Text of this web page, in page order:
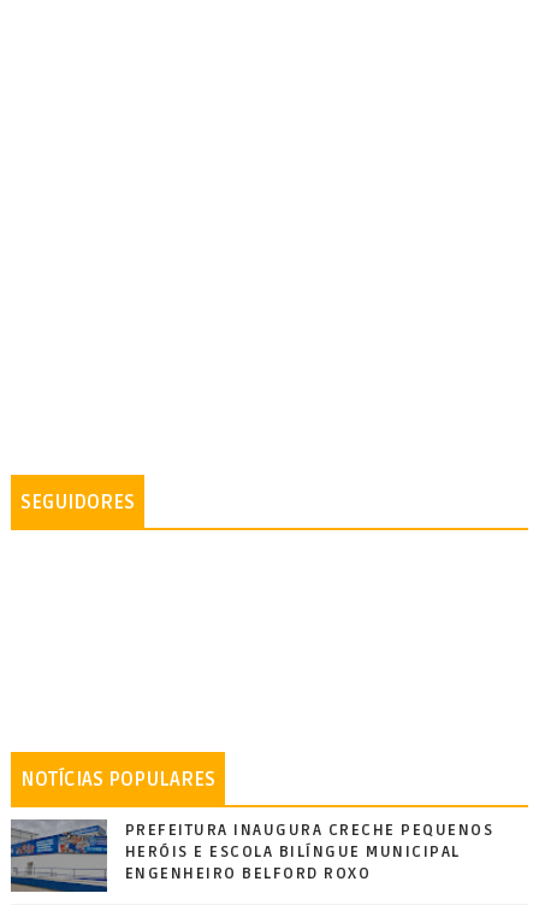
SEGUIDORES
NOTÍCIAS POPULARES
PREFEITURA INAUGURA CRECHE PEQUENOS
HERÓIS E ESCOLA BILÍNGUE MUNICIPAL
ENGENHEIRO BELFORD ROXO